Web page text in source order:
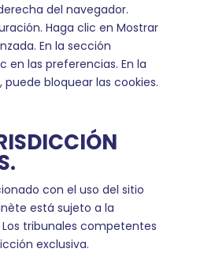
del navegador.
Haga clic en Mostrar
En la sección
en las preferencias. En la
puede bloquear las cookies.
con el uso del sitio
está sujeto a la
tribunales competentes
exclusiva.